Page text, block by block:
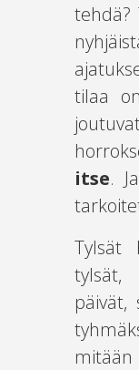
tilaa
itse.
Tylsät
tylsät,
päivät,